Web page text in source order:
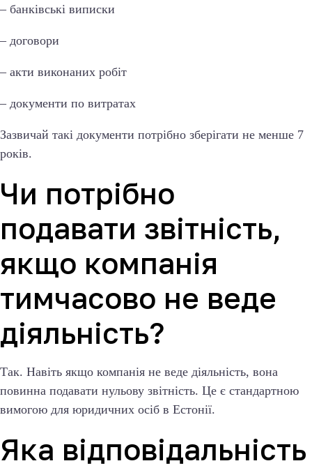
– банківські виписки
– договори
– акти виконаних робіт
– документи по витратах
Зазвичай такі документи потрібно зберігати не менше 7
років.
Чи потрібно
подавати звітність,
якщо компанія
тимчасово не веде
діяльність?
Так. Навіть якщо компанія не веде діяльність, вона
повинна подавати нульову звітність. Це є стандартною
вимогою для юридичних осіб в Естонії.
Яка відповідальність